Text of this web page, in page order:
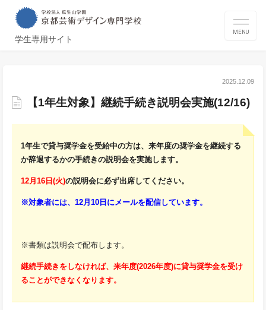
学生専用サイト
MENU
2025.12.09
【1年生対象】継続手続き説明会実施(12/16)
1年生で貸与奨学金を受給中の方は、来年度の奨学金を継続する
か辞退するかの手続きの説明会を実施します。
12月16日(火)の説明会に必ず出席してください。
※対象者には、12月10日にメールを配信しています。
※書類は説明会で配布します。
継続手続きをしなければ、来年度(2026年度)に貸与奨学金を受け
ることができなくなります。